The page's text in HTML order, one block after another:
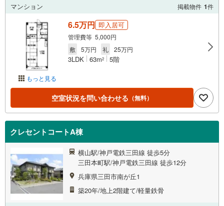
マンション 掲載物件 1件
もっと見る
6.5万円 即入居可
管理費等 5,000円
敷
5万円 礼 25万円
3LDK 63m2 5階
空室状況を問い合わせる （無料）
クレセントコートA棟
横山駅/神戸電鉄三田線 徒歩5分
三田本町駅/神戸電鉄三田線 徒歩12分
兵庫県三田市南が丘1
築20年/地上2階建て/軽量鉄骨